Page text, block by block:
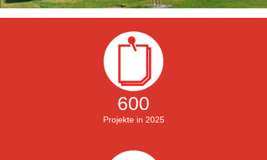
600
Projekte in 2025